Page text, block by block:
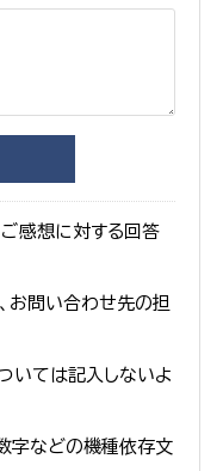
感想に対する回答
お問い合わせ先の担
いては記入しないよ
字などの機種依存文